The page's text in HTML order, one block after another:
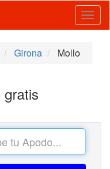
Girona Mollo
gratis